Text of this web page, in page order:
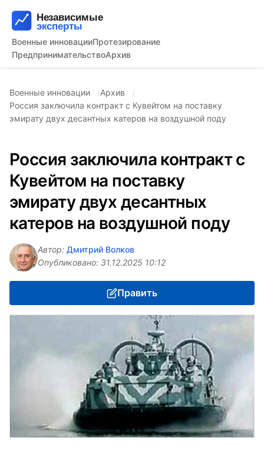
Военные инновацииПротезирование
ПредпринимательствоАрхив
Военные инновации
Архив
Россия заключила контракт с Кувейтом на поставку
эмирату двух десантных катеров на воздушной поду
Россия заключила контракт с
Кувейтом на поставку
эмирату двух десантных
катеров на воздушной поду
Автор: Дмитрий Волков
Опубликовано: 31.12.2025 10:12
Править